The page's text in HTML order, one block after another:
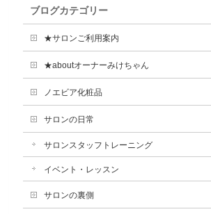
ブログカテゴリー
★サロンご利用案内
★aboutオーナーみけちゃん
ノエビア化粧品
サロンの日常
サロンスタッフトレーニング
イベント・レッスン
サロンの裏側